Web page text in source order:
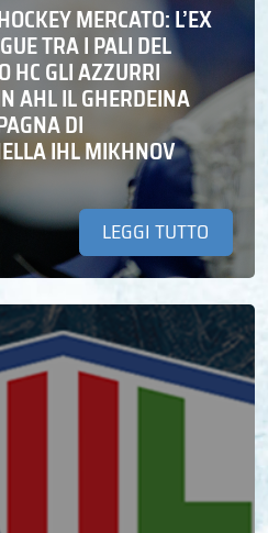
MERCATO: L’EX
TRA I PALI DEL
HC GLI AZZURRI
AHL IL GHERDEINA
DI
IHL MIKHNOV
LEGGI TUTTO